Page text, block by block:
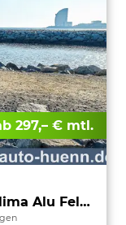
297,– € mtl.
Selection 1,5 TSI Selction 2ZoKlima Alu Felgen 5J Garantie Sitzheizung LED Scheinwerfer Tempomat